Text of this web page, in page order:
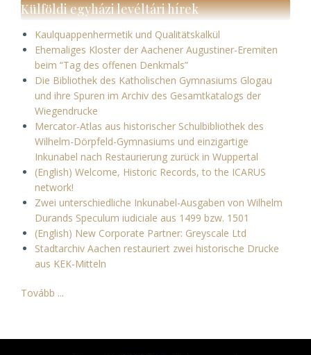
Külföldi egyházi levéltári hírek
Kaulquappenhermetik und Qualitätskalkül
Ehemaliges Kloster der Aachener Augustiner-Eremiten
beim “Tag des offenen Denkmals”
Die Bibliothek des Katholischen Gymnasiums Glogau
und ihre Spuren im Archiv des Gesamtkatalogs der
Wiegendrucke
Mercator-Atlas aus historischer Schulbibliothek des
Wilhelm-Dörpfeld-Gymnasiums und einzigartige
Inkunabel nach Restaurierung zurück in Wuppertal
(English) Welcome, Historic Records, to the ICARUS
network!
Zwei unterschiedliche Inkunabel-Ausgaben von Wilhelm
Durands Speculum iudiciale aus 1499 bzw. 1501
(English) New Corporate Partner: Greyscale Ltd
Stadtarchiv Aachen restauriert zwei historische Drucke
aus KEK-Mitteln
Tovább ...